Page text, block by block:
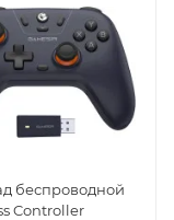
беспроводной
Controller